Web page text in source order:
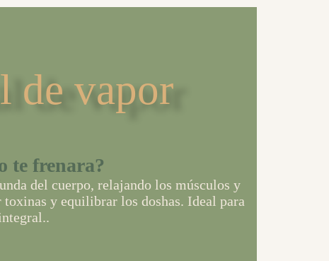
de vapor
te frenara?
del cuerpo, relajando los músculos y
y equilibrar los doshas. Ideal para